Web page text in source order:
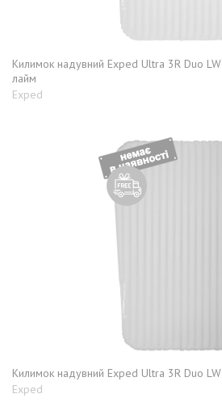
Килимок надувний Exped Ultra 3R Duo LW
лайм
Exped
Килимок надувний Exped Ultra 3R Duo LW
Exped